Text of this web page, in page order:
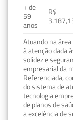
+ de
59
anos
R$
Atuando na
à atenção dada
solidez e
empresarial da
Referenciada,
do sistema de
tecnologia
de planos de
a excelência de